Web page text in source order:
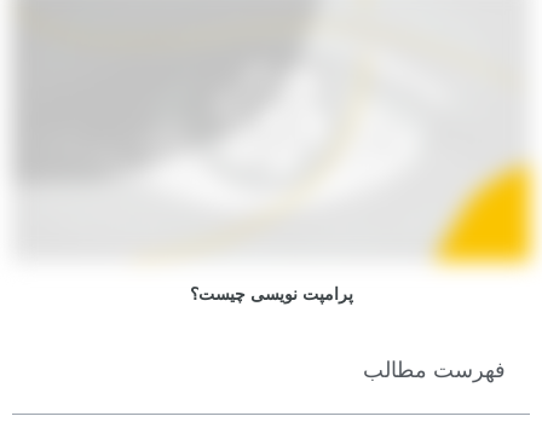
پرامپت نویسی چیست؟
فهرست مطالب